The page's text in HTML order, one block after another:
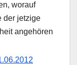
worauf
der jetzige
angehören